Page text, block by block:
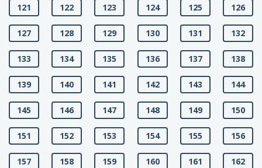
121 122 123 124 125 126
127 128 129 130 131 132
133 134 135 136 137 138
139 140 141 142 143 144
145 146 147 148 149 150
151 152 153 154 155 156
157 158 159 160 161 162